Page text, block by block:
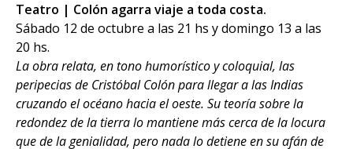
Teatro | Colón agarra viaje a toda costa.
Sábado 12 de octubre a las 21 hs y domingo 13 a las
20 hs.
La obra relata, en tono humorístico y coloquial, las
peripecias de Cristóbal Colón para llegar a las Indias
cruzando el océano hacia el oeste. Su teoría sobre la
redondez de la tierra lo mantiene más cerca de la locura
que de la genialidad, pero nada lo detiene en su afán de